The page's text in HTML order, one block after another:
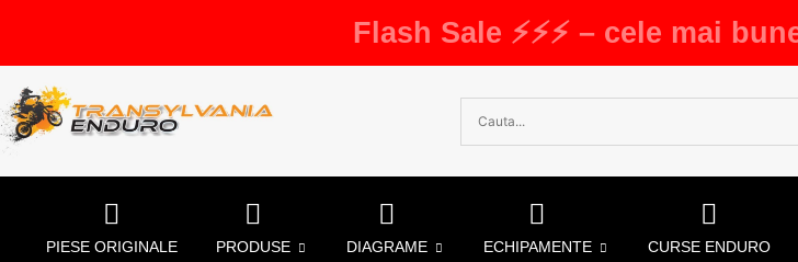
Flash Sale ⚡⚡⚡ – cele mai
PIESE ORIGINALE PRODUSE DIAGRAME ECHIPAMENTE CURSE ENDURO